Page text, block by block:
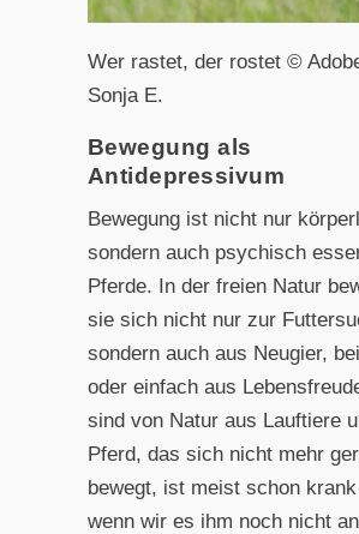
Wer rastet, der rostet ©
Sonja E.
Bewegung als
Antidepressivum
Bewegung ist nicht nur
sondern auch psychisch
Pferde. In der freien Natur
sie sich nicht nur zur
sondern auch aus Neugier,
oder einfach aus
sind von Natur aus Lauftiere
Pferd, das sich nicht mehr
bewegt, ist meist schon
wenn wir es ihm noch nicht